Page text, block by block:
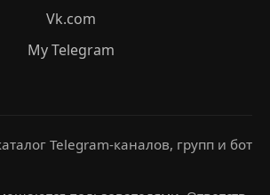
Vk.com
My Telegram
Telegram-каналов, групп и бот